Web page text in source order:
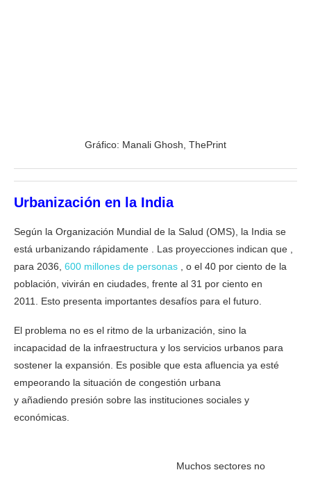
Gráfico: Manali Ghosh, ThePrint
Urbanización en la India
Según la Organización Mundial de la Salud (OMS), la India se
está urbanizando rápidamente . Las proyecciones indican que ,
para 2036, 600 millones de personas , o el 40 por ciento de la
población, vivirán en ciudades, frente al 31 por ciento en
2011. Esto presenta importantes desafíos para el futuro.
El problema no es el ritmo de la urbanización, sino la
incapacidad de la infraestructura y los servicios urbanos para
sostener la expansión. Es posible que esta afluencia ya esté
empeorando la situación de congestión urbana
y añadiendo presión sobre las instituciones sociales y
económicas.
Muchos sectores no